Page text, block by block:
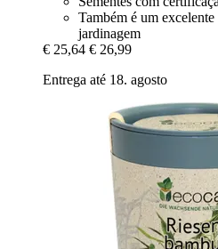
Também é um excelente
jardinagem
€ 25,64 € 26,99
Entrega até 18. agosto